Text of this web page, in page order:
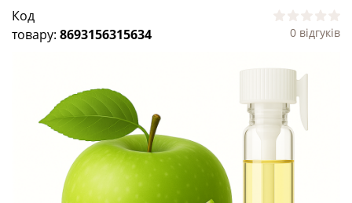
Код
товару: 8693156315634 0 відгуків